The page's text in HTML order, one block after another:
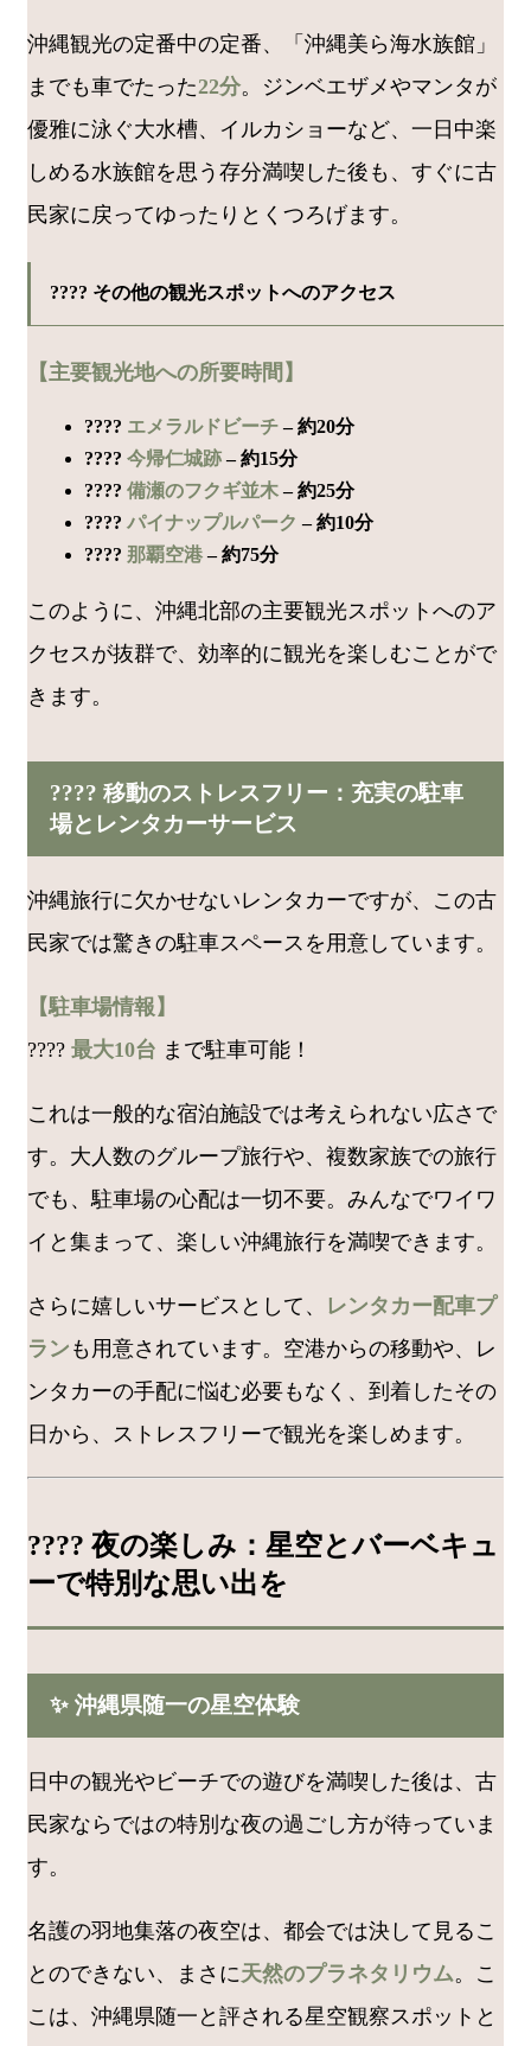
沖縄観光の定番中の定番、「沖縄美ら海水族館」
までも車でたった22分。ジンベエザメやマンタが
優雅に泳ぐ大水槽、イルカショーなど、一日中楽
しめる水族館を思う存分満喫した後も、すぐに古
民家に戻ってゆったりとくつろげます。
???? その他の観光スポットへのアクセス
【主要観光地への所要時間】
????️ エメラルドビーチ– 約20分
???? 今帰仁城跡– 約15分
???? 備瀬のフクギ並木– 約25分
???? パイナップルパーク – 約10分
???? 那覇空港– 約75分
このように、沖縄北部の主要観光スポットへのア
クセスが抜群で、効率的に観光を楽しむことがで
きます。
???? 移動のストレスフリー：充実の駐車
場とレンタカーサービス
沖縄旅行に欠かせないレンタカーですが、この古
民家では驚きの駐車スペースを用意しています。
【駐車場情報】
???? 最大10台 まで駐車可能！
これは一般的な宿泊施設では考えられない広さで
す。大人数のグループ旅行や、複数家族での旅行
でも、駐車場の心配は一切不要。みんなでワイワ
イと集まって、楽しい沖縄旅行を満喫できます。
さらに嬉しいサービスとして、 レンタカー配車プ
ラン も用意されています。空港からの移動や、レ
ンタカーの手配に悩む必要もなく、到着したその
日から、ストレスフリーで観光を楽しめます。
???? 夜の楽しみ：星空とバーベキュ
ーで特別な思い出を
✨ 沖縄県随一の星空体験
日中の観光やビーチでの遊びを満喫した後は、古
民家ならではの特別な夜の過ごし方が待っていま
す。
名護の羽地集落の夜空は、都会では決して見るこ
とのできない、まさに天然のプラネタリウム。こ
こは、沖縄県随一と評される星空観察スポットと